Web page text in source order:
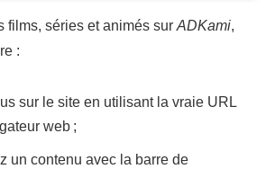
films, séries et animés sur ADKami,
:
sur le site en utilisant la vraie URL
web ;
un contenu avec la barre de